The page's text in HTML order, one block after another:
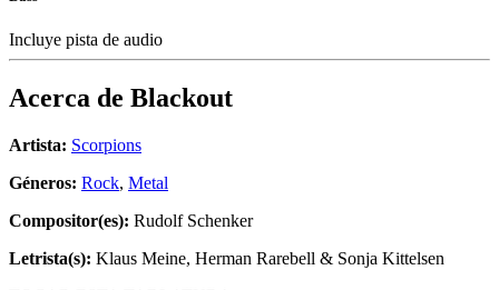
Incluye pista de audio
Acerca de Blackout
Artista: Scorpions
Géneros: Rock, Metal
Compositor(es): Rudolf Schenker
Letrista(s): Klaus Meine, Herman Rarebell & Sonja Kittelsen